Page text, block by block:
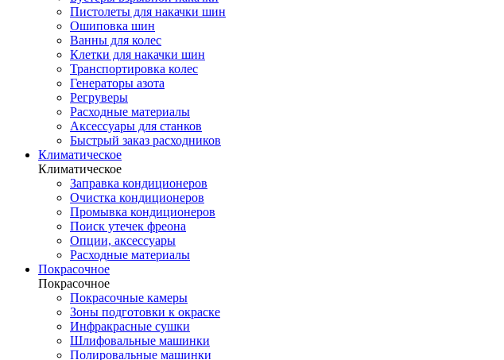
Пистолеты для накачки шин
Ошиповка шин
Ванны для колес
Клетки для накачки шин
Транспортировка колес
Генераторы азота
Регруверы
Расходные материалы
Аксессуары для станков
Быстрый заказ расходников
Климатическое
Климатическое
Заправка кондиционеров
Очистка кондиционеров
Промывка кондиционеров
Поиск утечек фреона
Опции, аксессуары
Расходные материалы
Покрасочное
Покрасочное
Покрасочные камеры
Зоны подготовки к окраске
Инфракрасные сушки
Шлифовальные машинки
Полировальные машинки